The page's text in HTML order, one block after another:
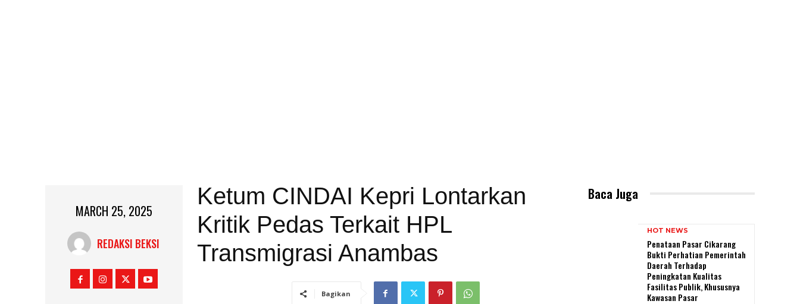
MARCH 25, 2025
REDAKSI BEKSI
Ketum CINDAI Kepri Lontarkan
Kritik Pedas Terkait HPL
Transmigrasi Anambas
Bagikan
Baca Juga
HOT NEWS
Penataan Pasar Cikarang
Bukti Perhatian Pemerintah
Daerah Terhadap
Peningkatan Kualitas
Fasilitas Publik, Khususnya
Kawasan Pasar